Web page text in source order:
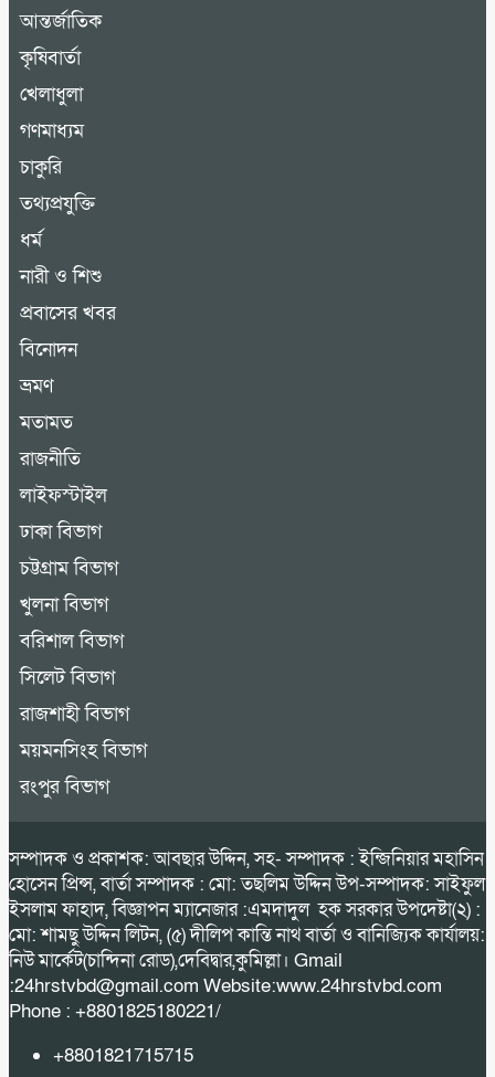
আন্তর্জাতিক
কৃষিবার্তা
খেলাধুলা
গণমাধ্যম
চাকুরি
তথ্যপ্রযুক্তি
ধর্ম
নারী ও শিশু
প্রবাসের খবর
বিনোদন
ভ্রমণ
মতামত
রাজনীতি
লাইফস্টাইল
ঢাকা বিভাগ
চট্টগ্রাম বিভাগ
খুলনা বিভাগ
বরিশাল বিভাগ
সিলেট বিভাগ
রাজশাহী বিভাগ
ময়মনসিংহ বিভাগ
রংপুর বিভাগ
সম্পাদক ও প্রকাশক: আবছার উদ্দিন, সহ- সম্পাদক : ইন্জিনিয়ার মহাসিন
হোসেন প্রিন্স, বার্তা সম্পাদক : মো: তছলিম উদ্দিন উপ-সম্পাদক: সাইফুল
ইসলাম ফাহাদ, বিজ্ঞাপন ম্যানেজার :এমদাদুল হক সরকার উপদেষ্টা(২) :
মো: শামছু উদ্দিন লিটন, (৫) দীলিপ কান্তি নাথ বার্তা ও বানিজ্যিক কার্যালয়:
নিউ মার্কেট(চান্দিনা রোড),দেবিদ্বার,কুমিল্লা। Gmail
:24hrstvbd@gmail.com Website:www.24hrstvbd.com
Phone : +8801825180221/
+8801821715715